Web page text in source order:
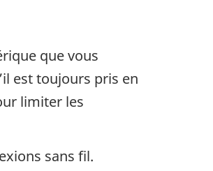
que vous
est toujours pris en
limiter les
sans fil.